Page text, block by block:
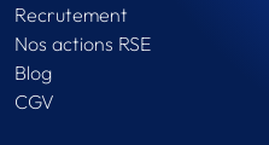
Recrutement
Nos actions RSE
Blog
CGV